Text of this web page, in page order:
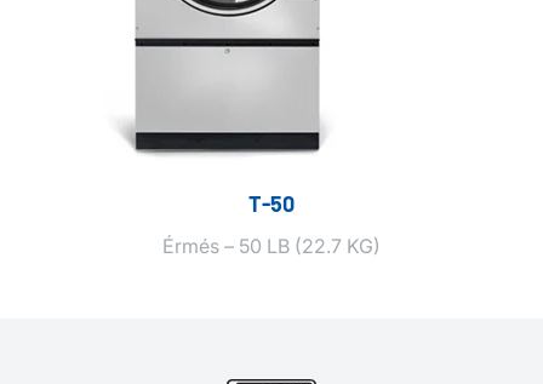
T‑50
Érmés – 50 LB (22.7 KG)